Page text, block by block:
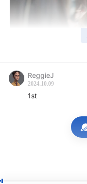
期在新加坡
一条通过创新实现差
社交交易产品Social
ReggieJ
2024.10.09
1st